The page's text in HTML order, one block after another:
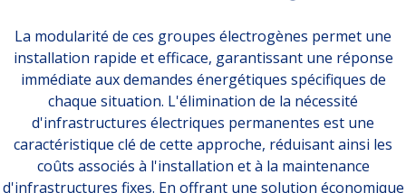
La modularité de ces groupes électrogènes permet une
installation rapide et efficace, garantissant une réponse
immédiate aux demandes énergétiques spécifiques de
chaque situation. L'élimination de la nécessité
d'infrastructures électriques permanentes est une
caractéristique clé de cette approche, réduisant ainsi les
coûts associés à l'installation et à la maintenance
d'infrastructures fixes. En offrant une solution économique